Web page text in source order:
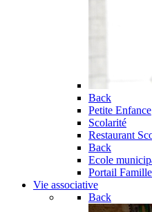
Back
Petite Enfance
Scolarité
Restaurant
Back
Ecole
Portail
Vie associative
Back